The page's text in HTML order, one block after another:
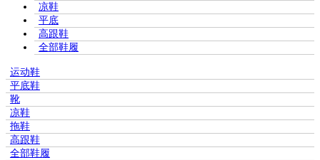
凉鞋
平底
高跟鞋
全部鞋履
运动鞋
平底鞋
靴
凉鞋
拖鞋
高跟鞋
全部鞋履